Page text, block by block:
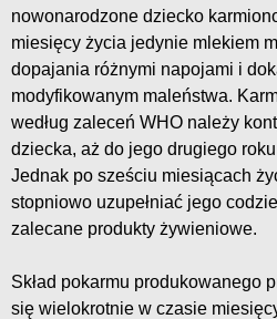
nowonarodzone dziecko
miesięcy życia jedynie mlekiem
dopajania różnymi napojami i
modyfikowanym maleństwa.
według zaleceń WHO należy
dziecka, aż do jego drugiego
Jednak po sześciu miesiącach
stopniowo uzupełniać jego
zalecane produkty żywieniowe.
Skład pokarmu produkowanego
się wielokrotnie w czasie